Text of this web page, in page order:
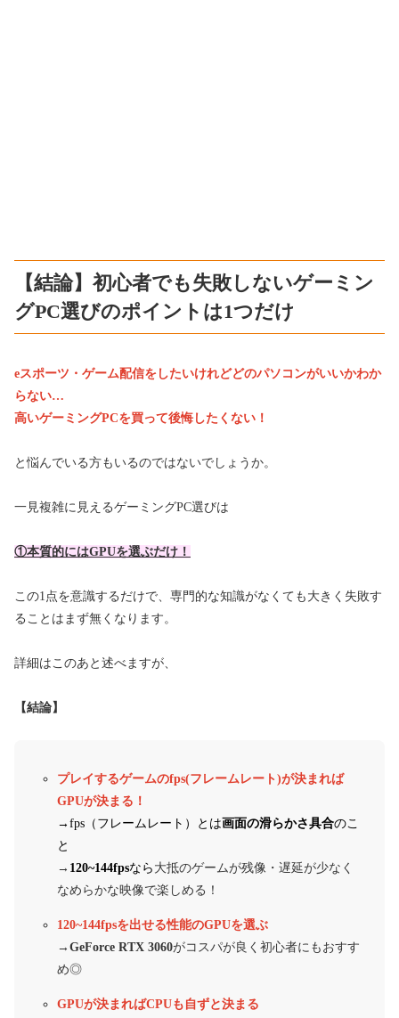
【結論】初心者でも失敗しないゲーミン
グPC選びのポイントは1つだけ
eスポーツ・ゲーム配信をしたいけれどどのパソコンがいいかわか
らない…
高いゲーミングPCを買って後悔したくない！
と悩んでいる方もいるのではないでしょうか。
一見複雑に見えるゲーミングPC選びは
①本質的にはGPUを選ぶだけ！
この1点を意識するだけで、専門的な知識がなくても大きく失敗す
ることはまず無くなります。
詳細はこのあと述べますが、
【結論】
プレイするゲームのfps(フレームレート)が決まれば
GPUが決まる！
→fps（フレームレート）とは画面の滑らかさ具合のこ
と
→ 120~144fpsな ら 大抵のゲームが残像・遅延が少なく
なめらかな映像で楽しめる！
120~144fpsを出せる性能のGPUを選ぶ
→GeForce RTX 3060がコスパが良く初心者にもおすす
め◎
GPUが決まればCPUも自ずと決まる